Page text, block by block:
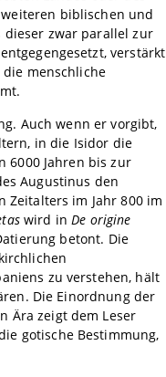
biblischen und
dieser zwar parallel zur
verstärkt
menschliche
Auch wenn er vorgibt,
in die Isidor die
6000 Jahren bis zur
Augustinus den
Zeitalters im Jahr 800 im
wird inDe origine
betont. Die
zu verstehen, hält
Die Einordnung der
Ära zeigt dem Leser
gotische Bestimmung,